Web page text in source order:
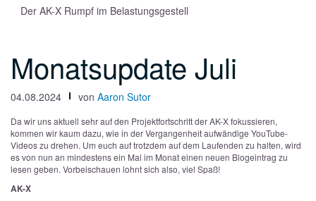
Der AK-X Rumpf im Belastungsgestell
Monatsupdate Juli
04.08.2024 von Aaron Sutor
Da wir uns aktuell sehr auf den Projektfortschritt der AK-X fokussieren,
kommen wir kaum dazu, wie in der Vergangenheit aufwändige YouTube-
Videos zu drehen. Um euch auf trotzdem auf dem Laufenden zu halten, wird
es von nun an mindestens ein Mal im Monat einen neuen Blogeintrag zu
lesen geben. Vorbeischauen lohnt sich also, viel Spaß!
AK-X